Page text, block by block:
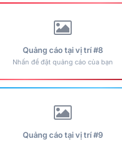
Quảng cáo tại vị trí #8
Nhấn để đặt quảng cáo của bạn
Quảng cáo tại vị trí #9